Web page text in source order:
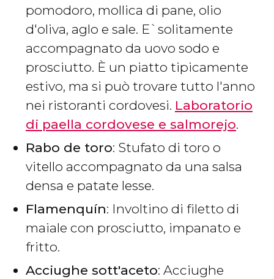
pomodoro, mollica di pane, olio
d'oliva, aglo e sale. E`solitamente
accompagnato da uovo sodo e
prosciutto. È un piatto tipicamente
estivo, ma si può trovare tutto l'anno
nei ristoranti cordovesi. Laboratorio
di paella cordovese e salmorejo.
Rabo de toro: Stufato di toro o
vitello accompagnato da una salsa
densa e patate lesse.
Flamenquín: Involtino di filetto di
maiale con prosciutto, impanato e
fritto.
Acciughe sott'aceto: Acciughe